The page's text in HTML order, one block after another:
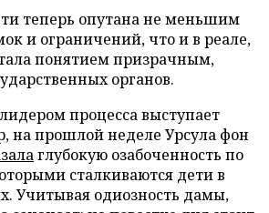
теперь опутана не меньшим
и ограничений, что и в реале,
понятием призрачным,
органов.
процесса выступает
на прошлой неделе Урсула фон
глубокую озабоченность по
сталкиваются дети в
Учитывая одиозность дамы,